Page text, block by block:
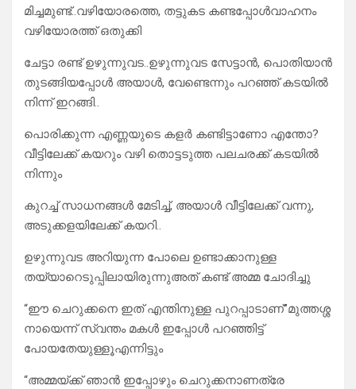
മിച്ചമുണ്ട്..വഴിയോരത്തെ, തട്ടുകട കണ്ടപ്പോൾവാഹനം
വഴിയോരത്ത് ഒതുക്കി
ചേട്ടാ രണ്ട് ഉഴുന്നുവട..ഉഴുന്നുവട സേട്ടാൻ, പൊതിയാൻ
തുടങ്ങിയപ്പോൾ അയാൾ, വേണ്ടെന്നും പറഞ്ഞ് കടയിൽ
നിന്ന് ഇറങ്ങി..
പൊരിക്കുന്ന എണ്ണയുടെ കളർ കണ്ടിട്ടാണോ എന്തോ?
വീട്ടിലേക്ക് കയറും വഴി തൊട്ടടുത്ത പലചരക്ക് കടയിൽ
നിന്നും
കുറച്ച് സാധനങ്ങൾ മേടിച്ച്, അയാൾ വീട്ടിലേക്ക് വന്നു,
അടുക്കളയിലേക്ക് കയറി..
ഉഴുന്നുവട അറിയുന്ന പോലെ ഉണ്ടാക്കാനുള്ള
തയ്യാറെടുപ്പിലായിരുന്നുഅത് കണ്ട് അമ്മ ചോദിച്ചു
“ഈ ചെറുക്കനെ ഇത് എന്തിനുള്ള പുറപ്പാടാണ്”മുത്തശ്ശ
നായെന്ന്‌ സ്വന്തം മകൾ ഇപ്പോൾ പറഞ്ഞിട്ട്
പോയതേയുള്ളൂഎന്നിട്ടും
“അമ്മയ്ക്ക് ഞാൻ ഇപ്പോഴും ചെറുക്കനാണത്രേ